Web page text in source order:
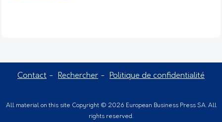
Contact Rechercher Politique de confidentialité
All material on this site Copyright © 2026 European Business Press SA. All
rights reserved.